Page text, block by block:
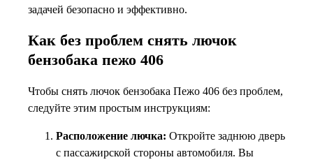
задачей безопасно и эффективно.
Как без проблем снять лючок
бензобака пежо 406
Чтобы снять лючок бензобака Пежо 406 без проблем,
следуйте этим простым инструкциям:
Расположение лючка: Откройте заднюю дверь
с пассажирской стороны автомобиля. Вы